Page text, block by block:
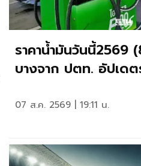
ราคาน้ำมันวันนี้2569
บางจาก ปตท. อัปเดต
07 ส.ค. 2569 | 19:11 น.